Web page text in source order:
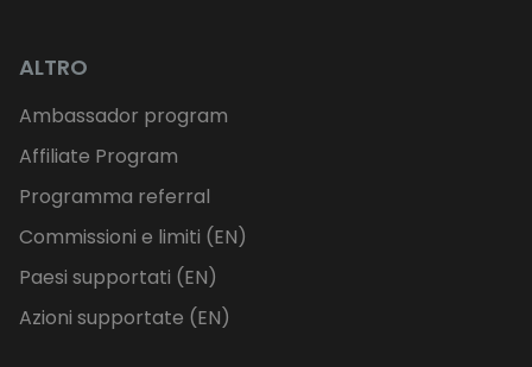
ALTRO
Ambassador program
Affiliate Program
Programma referral
Commissioni e limiti (EN)
Paesi supportati (EN)
Azioni supportate (EN)